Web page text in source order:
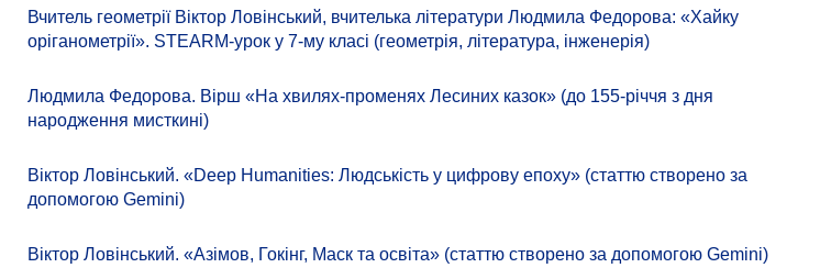
Вчитель геометрії Віктор Ловінський, вчителька літератури Людмила Федорова: «Хайку
оріганометрії». STEARM-урок у 7-му класі (геометрія, література, інженерія)
Людмила Федорова. Вірш «На хвилях-променях Лесиних казок» (до 155-річчя з дня
народження мисткині)
Віктор Ловінський. «Deep Humanities: Людськість у цифрову епоху» (статтю створено за
допомогою Gemini)
Віктор Ловінський. «Азімов, Гокінг, Маск та освіта» (статтю створено за допомогою Gemini)